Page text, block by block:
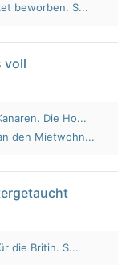
beworben. S...
voll
Die Ho...
den Mietwohn...
die Britin. S...